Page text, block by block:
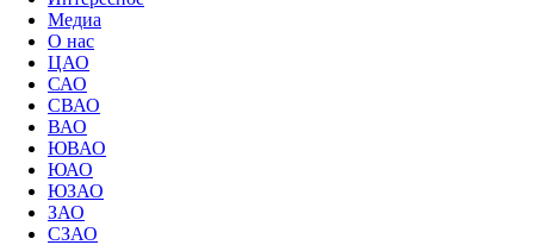
Медиа
О нас
ЦАО
САО
СВАО
ВАО
ЮВАО
ЮАО
ЮЗАО
ЗАО
СЗАО